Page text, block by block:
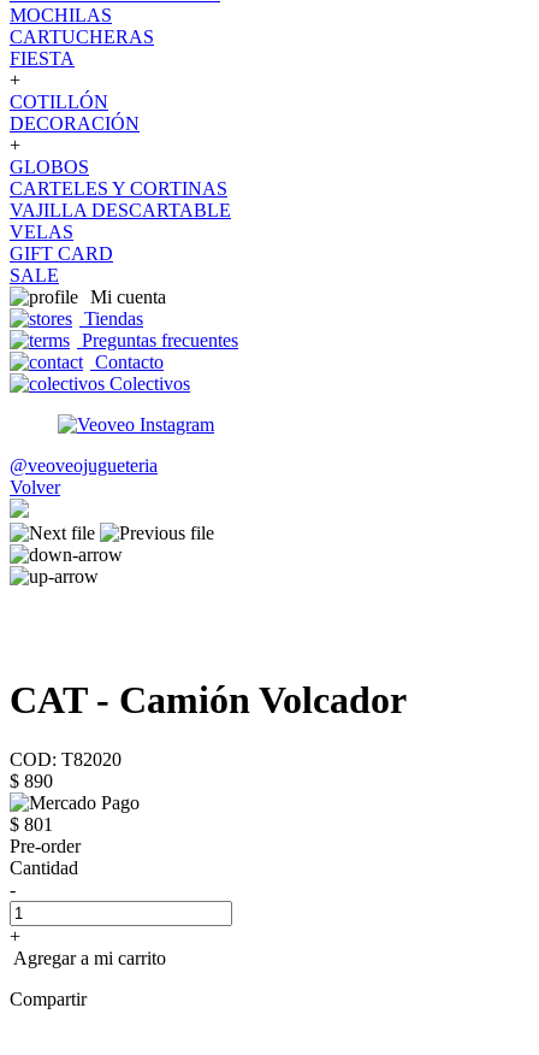
MOCHILAS
CARTUCHERAS
FIESTA
+
COTILLÓN
DECORACIÓN
+
GLOBOS
CARTELES Y CORTINAS
VAJILLA DESCARTABLE
VELAS
GIFT CARD
SALE
Mi cuenta
Tiendas
Preguntas frecuentes
Contacto
Colectivos
@veoveojugueteria
Volver
CAT - Camión Volcador
COD: T82020
$ 890
$ 801
Pre-order
Cantidad
-
+
Agregar a mi carrito
Compartir